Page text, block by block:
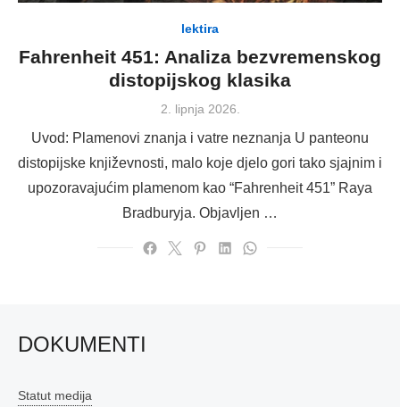
lektira
Fahrenheit 451: Analiza bezvremenskog
distopijskog klasika
Posted
2. lipnja 2026.
Uvod: Plamenovi znanja i vatre neznanja U panteonu
distopijske književnosti, malo koje djelo gori tako sjajnim i
upozoravajućim plamenom kao “Fahrenheit 451” Raya
Bradburyja. Objavljen …
DOKUMENTI
Statut medija